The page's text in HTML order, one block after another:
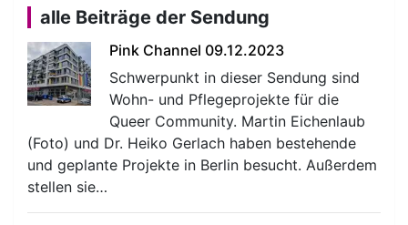
alle Beiträge der Sendung
Pink Channel 09.12.2023
Schwerpunkt in dieser Sendung sind
Wohn- und Pflegeprojekte für die
Queer Community. Martin Eichenlaub
(Foto) und Dr. Heiko Gerlach haben bestehende
und geplante Projekte in Berlin besucht. Außerdem
stellen sie…